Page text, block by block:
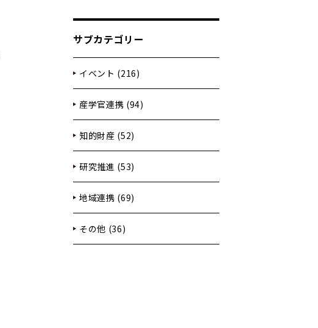
サブカテゴリー
イベント (216)
産学官連携 (94)
知的財産 (52)
研究推進 (53)
地域連携 (69)
その他 (36)